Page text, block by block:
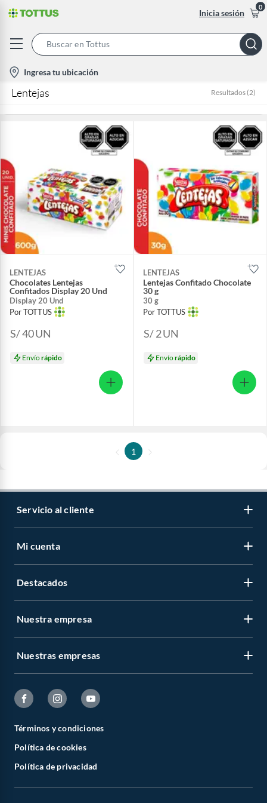
Inicia sesión
0
Bar
location-
icon
Ingresa tu ubicación
Lentejas Resultados (2)
LENTEJAS
Chocolates Lentejas
Confitados Display 20 Und
Display 20 Und
Por TOTTUS
S/ 40UN
Envíorápido
LENTEJAS
Lentejas Confitado Chocolate
30 g
30 g
Por TOTTUS
S/ 2UN
Envíorápido
1
Servicio al cliente
Mi cuenta
Destacados
Nuestra empresa
Nuestras empresas
Términos y condiciones
Política de cookies
Política de privacidad